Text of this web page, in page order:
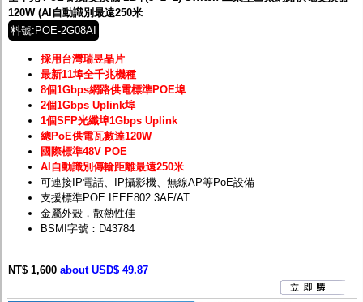
120W (AI自動識別最遠250米
料號:POE-2G08AI
採用台灣瑞昱晶片
最新11埠全千兆機種
8個1Gbps網路供電標準POE埠
2個1Gbps Uplink埠
1個SFP光纖埠1Gbps Uplink
總PoE供電瓦數達120W
國際標準48V POE
AI自動識別傳輸距離最遠250米
可連接IP電話、IP攝影機、無線AP等PoE設備
支援標準POE IEEE802.3AF/AT
金屬外殼，散熱性佳
BSMI字號：D43784
NT$ 1,600 about USD$ 49.87